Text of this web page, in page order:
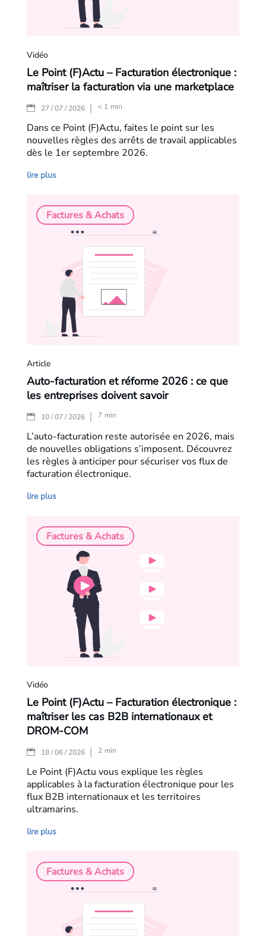
Vidéo
Le Point (F)Actu – Facturation électronique :
maîtriser la facturation via une marketplace
27 / 07 / 2026 |< 1 min
Dans ce Point (F)Actu, faites le point sur les
nouvelles règles des arrêts de travail applicables
dès le 1er septembre 2026.
lire plus
Article
Auto-facturation et réforme 2026 : ce que
les entreprises doivent savoir
10 / 07 / 2026 |
Factures & Achats
7 min
L’auto-facturation reste autorisée en 2026, mais
de nouvelles obligations s’imposent. Découvrez
les règles à anticiper pour sécuriser vos flux de
facturation électronique.
lire plus
Vidéo
Le Point (F)Actu – Facturation électronique :
maîtriser les cas B2B internationaux et
DROM-COM
18 / 06 / 2026 |
Factures & Achats
2 min
Le Point (F)Actu vous explique les règles
applicables à la facturation électronique pour les
flux B2B internationaux et les territoires
ultramarins.
lire plus
Factures & Achats